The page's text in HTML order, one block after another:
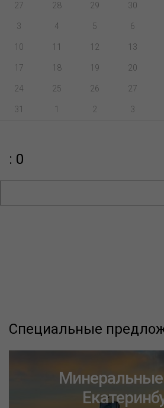
27 28 29 30
3 4 5 6
10 11 12 13
17 18 19 20
24 25 26 27
31 1 2 3
: 0
Специальные